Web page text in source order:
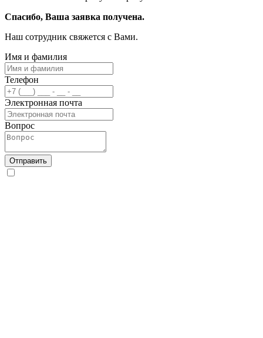
Спасибо, Ваша заявка получена.
Наш сотрудник свяжется с Вами.
Имя и фамилия
Телефон
Электронная почта
Вопрос
Отправить